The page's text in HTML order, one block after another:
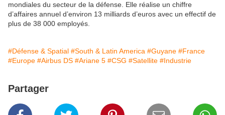
mondiales du secteur de la défense. Elle réalise un chiffre
d’affaires annuel d’environ 13 milliards d’euros avec un effectif de
plus de 38 000 employés.
#Défense & Spatial #South & Latin America #Guyane #France
#Europe #Airbus DS #Ariane 5 #CSG #Satellite #Industrie
Partager